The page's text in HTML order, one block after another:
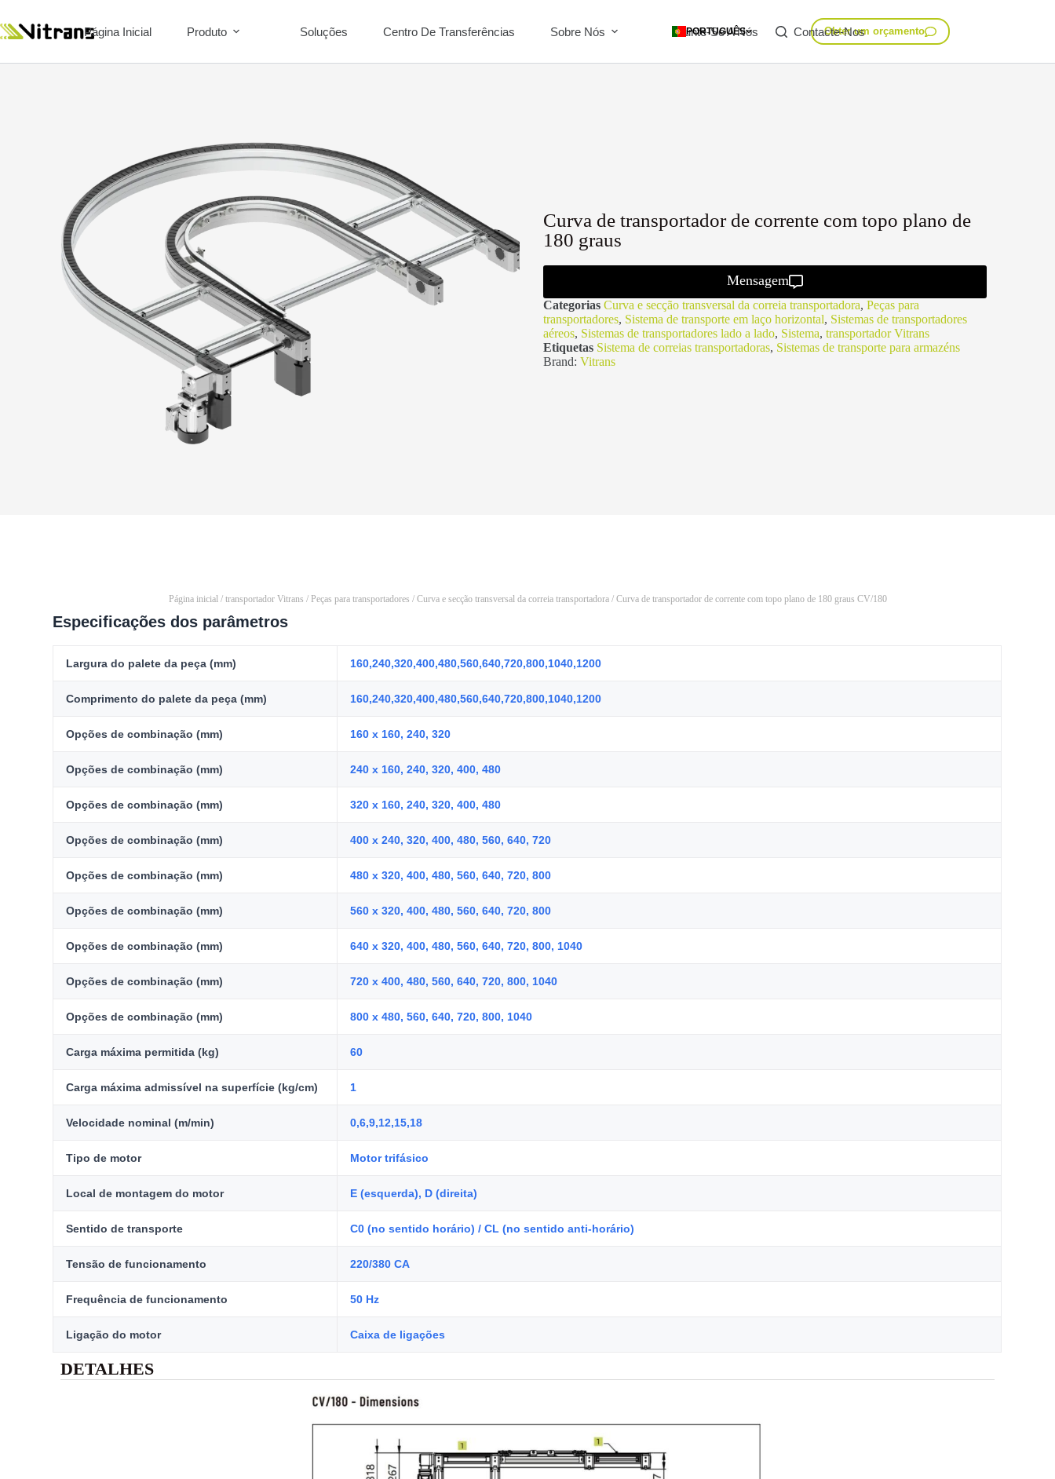
Página Inicial Produto Soluções Centro De Transferências Sobre Nós Junte-Se A Nós Contacte-Nos
PORTUGUÊS Obter um orçamento
Curva de transportador de corrente com topo plano de
180 graus
Mensagem
Categorias Curva e secção transversal da correia transportadora, Peças para
transportadores, Sistema de transporte em laço horizontal, Sistemas de transportadores
aéreos, Sistemas de transportadores lado a lado, Sistema, transportador Vitrans
Etiquetas Sistema de correias transportadoras, Sistemas de transporte para armazéns
Brand: Vitrans
Página inicial/ transportador Vitrans / Peças para transportadores / Curva e secção transversal da correia transportadora/ Curva de transportador de corrente com topo plano de 180 graus CV/180
Especificações dos parâmetros
Largura do palete da peça (mm) 160,240,320,400,480,560,640,720,800,1040,1200
Comprimento do palete da peça (mm) 160,240,320,400,480,560,640,720,800,1040,1200
Opções de combinação (mm) 160 x 160, 240, 320
Opções de combinação (mm) 240 x 160, 240, 320, 400, 480
Opções de combinação (mm) 320 x 160, 240, 320, 400, 480
Opções de combinação (mm) 400 x 240, 320, 400, 480, 560, 640, 720
Opções de combinação (mm) 480 x 320, 400, 480, 560, 640, 720, 800
Opções de combinação (mm) 560 x 320, 400, 480, 560, 640, 720, 800
Opções de combinação (mm) 640 x 320, 400, 480, 560, 640, 720, 800, 1040
Opções de combinação (mm) 720 x 400, 480, 560, 640, 720, 800, 1040
Opções de combinação (mm) 800 x 480, 560, 640, 720, 800, 1040
Carga máxima permitida (kg) 60
Carga máxima admissível na superfície (kg/cm) 1
Velocidade nominal (m/min) 0,6,9,12,15,18
Tipo de motor Motor trifásico
Local de montagem do motor E (esquerda), D (direita)
Sentido de transporte C0 (no sentido horário) / CL (no sentido anti-horário)
Tensão de funcionamento 220/380 CA
Frequência de funcionamento 50 Hz
Ligação do motor Caixa de ligações
DETALHES